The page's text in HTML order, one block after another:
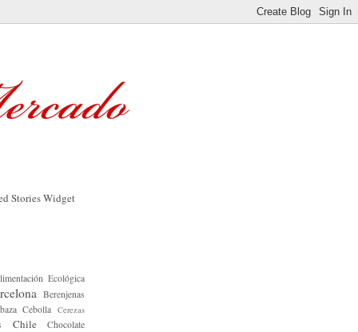
Ecológica
Berenjenas
Cebolla Cerezas
Chile
Chocolate